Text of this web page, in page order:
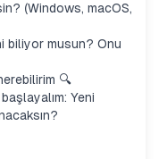
(Windows, macOS,
biliyor musun? Onu
🔍
Yeni